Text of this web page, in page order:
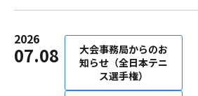
2026
07.08
大会事務局からのお
知らせ（全日本テニ
ス選手権）